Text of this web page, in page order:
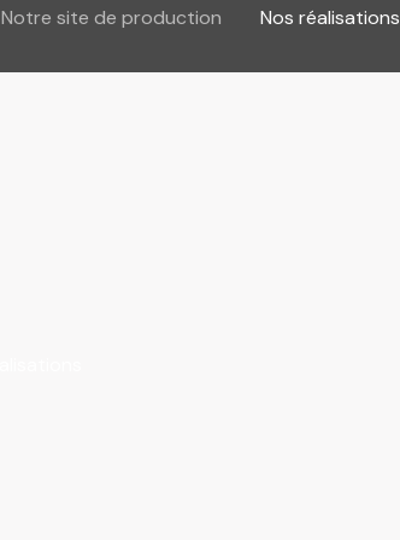
Notre site de production Nos réalisations